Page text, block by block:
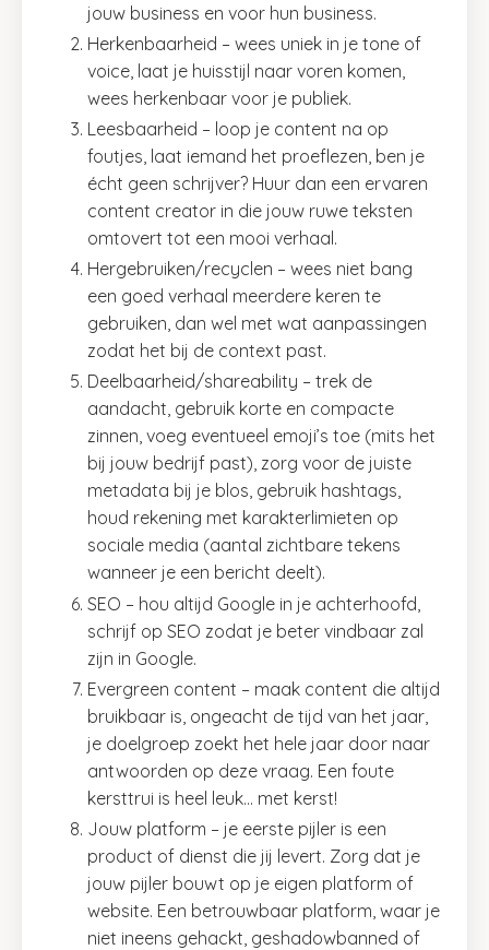
jouw business en voor hun business.
Herkenbaarheid – wees uniek in je tone of
voice, laat je huisstijl naar voren komen,
wees herkenbaar voor je publiek.
Leesbaarheid – loop je content na op
foutjes, laat iemand het proeflezen, ben je
écht geen schrijver? Huur dan een ervaren
content creator in die jouw ruwe teksten
omtovert tot een mooi verhaal.
Hergebruiken/recyclen – wees niet bang
een goed verhaal meerdere keren te
gebruiken, dan wel met wat aanpassingen
zodat het bij de context past.
Deelbaarheid/shareability – trek de
aandacht, gebruik korte en compacte
zinnen, voeg eventueel emoji’s toe (mits het
bij jouw bedrijf past), zorg voor de juiste
metadata bij je blos, gebruik hashtags,
houd rekening met karakterlimieten op
sociale media (aantal zichtbare tekens
wanneer je een bericht deelt).
SEO – hou altijd Google in je achterhoofd,
schrijf op SEO zodat je beter vindbaar zal
zijn in Google.
Evergreen content – maak content die altijd
bruikbaar is, ongeacht de tijd van het jaar,
je doelgroep zoekt het hele jaar door naar
antwoorden op deze vraag. Een foute
kersttrui is heel leuk... met kerst!
Jouw platform – je eerste pijler is een
product of dienst die jij levert. Zorg dat je
jouw pijler bouwt op je eigen platform of
website. Een betrouwbaar platform, waar je
niet ineens gehackt, geshadowbanned of